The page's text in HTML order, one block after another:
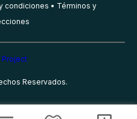
condiciones
Términos y
Reservados.